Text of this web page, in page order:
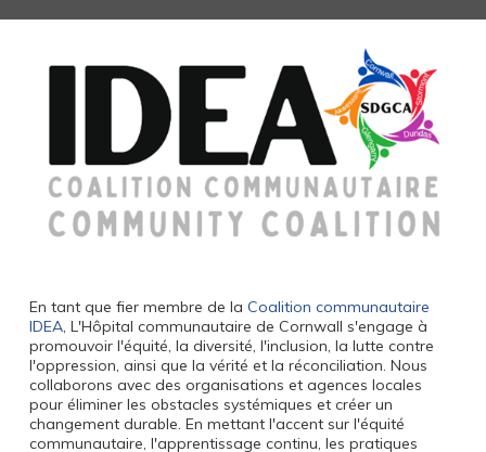
En tant que fier membre de la Coalition communautaire
IDEA, L'Hôpital communautaire de Cornwall s'engage à
promouvoir l'équité, la diversité, l'inclusion, la lutte contre
l'oppression, ainsi que la vérité et la réconciliation. Nous
collaborons avec des organisations et agences locales
pour éliminer les obstacles systémiques et créer un
changement durable. En mettant l'accent sur l'équité
communautaire, l'apprentissage continu, les pratiques